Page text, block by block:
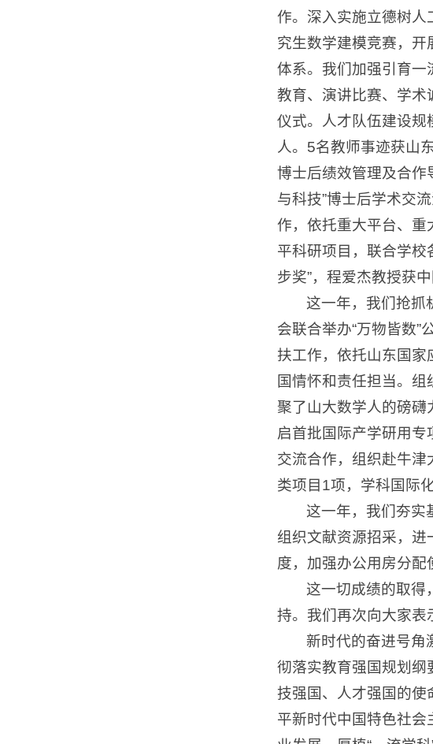
作。深入实施立德树
究生数学建模竞赛，开
体系。我们加强引育一
教育、演讲比赛、学
仪式。人才队伍建设规
人。5名教师事迹获山
博士后绩效管理及合作
与科技”博士后学术交
作，依托重大平台、重
平科研项目，联合学校
步奖”，程爱杰教授获
这一年，我们抢抓
会联合举办“万物皆数
扶工作，依托山东国
国情怀和责任担当。组
聚了山大数学人的磅
启首批国际产学研用
交流合作，组织赴牛
类项目1项，学科国际
这一年，我们夯实
组织文献资源招采，进
度，加强办公用房分配
这一切成绩的取得
持。我们再次向大家表
新时代的奋进号角
彻落实教育强国规划纲
技强国、人才强国的
平新时代中国特色社会